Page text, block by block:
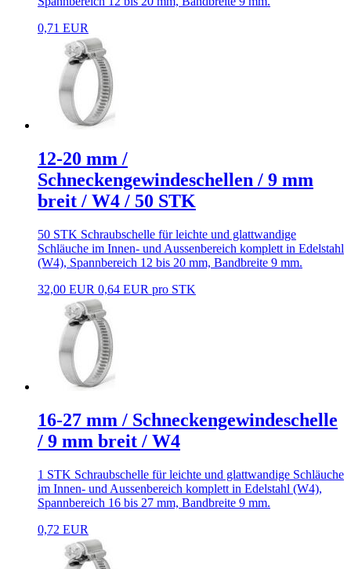
0,71 EUR
12-20 mm /
Schneckengewindeschellen / 9 mm
breit / W4 / 50 STK
50 STK Schraubschelle für leichte und glattwandige
Schläuche im Innen- und Aussenbereich komplett in Edelstahl
(W4), Spannbereich 12 bis 20 mm, Bandbreite 9 mm.
32,00 EUR 0,64 EUR pro STK
16-27 mm / Schneckengewindeschelle
/ 9 mm breit / W4
1 STK Schraubschelle für leichte und glattwandige Schläuche
im Innen- und Aussenbereich komplett in Edelstahl (W4),
Spannbereich 16 bis 27 mm, Bandbreite 9 mm.
0,72 EUR